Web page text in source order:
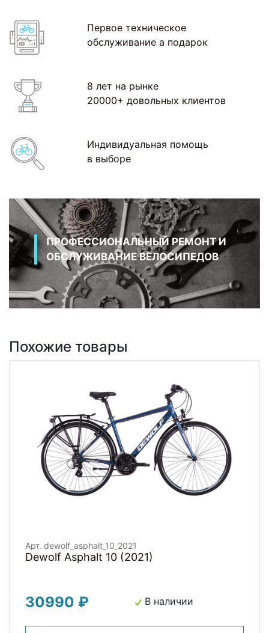
Первое техническое
обслуживание а подарок
8 лет на рынке
20000+ довольных клиентов
Индивидуальная помощь
в выборе
ПРОФЕССИОНАЛЬНЫЙ РЕМОНТ И
ОБСЛУЖИВАНИЕ ВЕЛОСИПЕДОВ
Похожие товары
Арт. dewolf_asphalt_10_2021
Dewolf Asphalt 10 (2021)
30990 ₽ В наличии